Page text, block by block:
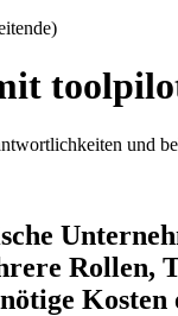
und
Rollen,
Kosten